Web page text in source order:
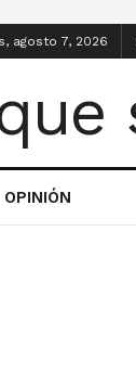
agosto 7, 2026
OPINIÓN